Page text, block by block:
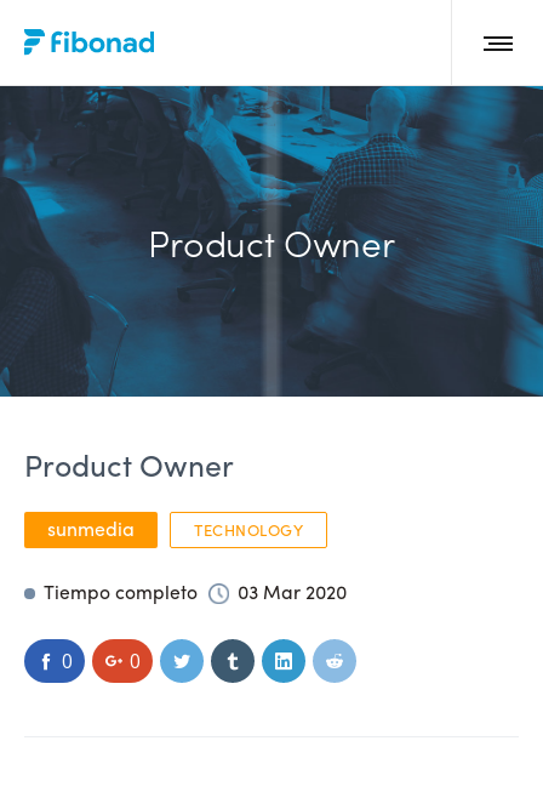
Product Owner
Product Owner
sunmedia TECHNOLOGY
Tiempo completo 03 Mar 2020
0 0